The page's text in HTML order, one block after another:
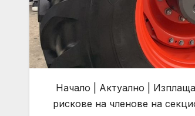
Начало | Актуално |
рискове на членове на